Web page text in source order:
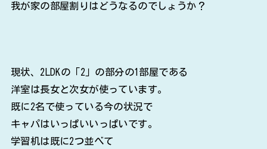
我が家の部屋割りはどうなるのでしょうか？
現状、2LDKの「2」の部分の1部屋である
洋室は長女と次女が使っています。
既に2名で使っている今の状況で
キャパはいっぱいいっぱいです。
学習机は既に2つ並べて